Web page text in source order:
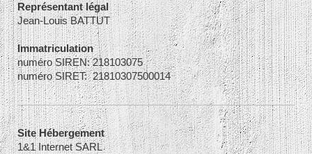
Représentant légal
Jean-Louis BATTUT
Immatriculation
numéro SIREN: 218103075
numéro SIRET: 21810307500014
Site Hébergement
1&1 Internet SARL